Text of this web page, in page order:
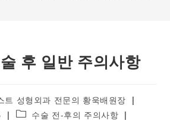
후 일반 주의사항
트 성형외과 전문의 황욱배원장
Post수술 전-후의 주의사항